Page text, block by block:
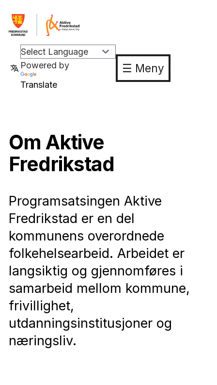
Powered by
Translate
☰ Meny
Om Aktive
Fredrikstad
Programsatsingen Aktive
Fredrikstad er en del
kommunens overordnede
folkehelsearbeid. Arbeidet er
langsiktig og gjennomføres i
samarbeid mellom kommune,
frivillighet,
utdanningsinstitusjoner og
næringsliv.